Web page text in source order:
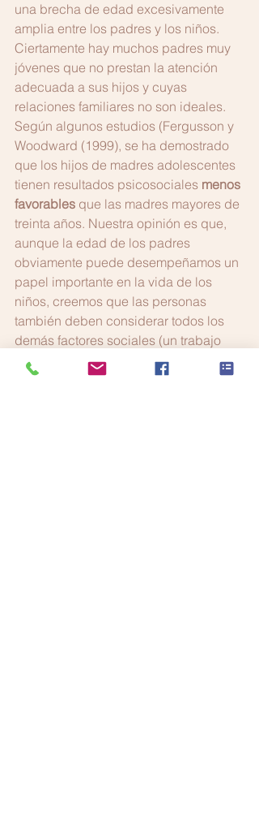
una brecha de edad excesivamente
amplia entre los padres y los niños.
Ciertamente hay muchos padres muy
jóvenes que no prestan la atención
adecuada a sus hijos y cuyas
relaciones familiares no son ideales.
Según algunos estudios (Fergusson y
Woodward (1999), se ha demostrado
que los hijos de madres adolescentes
tienen resultados psicosociales menos
favorables que las madres mayores de
treinta años. Nuestra opinión es que,
aunque la edad de los padres
obviamente puede desempeñamos un
papel importante en la vida de los
niños, creemos que las personas
también deben considerar todos los
demás factores sociales (un trabajo
estable, cierta seguridad económica y
madurez, así como un profundo deseo